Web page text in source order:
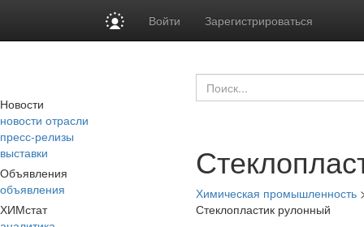
Войти Зарегистрироваться
Новости
новости отрасли
пресс-релизы
выставки
Объявления
объявления
ХИМстат
Химическая промышленность
Стеклопластик рулонный